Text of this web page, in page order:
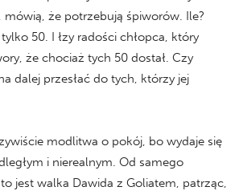
mówią, że potrzebują śpiworów. Ile?
50. I łzy radości chłopca, który
że chociaż tych 50 dostał. Czy
dalej przesłać do tych, którzy jej
modlitwa o pokój, bo wydaje się
i nierealnym. Od samego
jest walka Dawida z Goliatem, patrząc,